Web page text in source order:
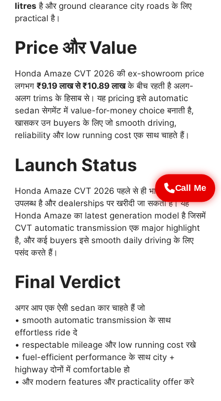
Call Me
litres है और ground clearance city roads के लिए
practical है।
Price और Value
Honda Amaze CVT 2026 की ex-showroom price
लगभग ₹9.19 लाख से ₹10.89 लाखके बीच रहती है अलग-
अलग trims के हिसाब से। यह pricing इसे automatic
sedan सेगमेंट में value-for-money choice बनाती है,
खासकर उन buyers के लिए जो smooth driving,
reliability और low running cost एक साथ चाहते हैं।
Launch Status
Honda Amaze CVT 2026 पहले से ही भारतीय बाजार में
उपलब्ध है और dealerships पर खरीदी जा सकती है। यह
Honda Amaze का latest generation model है जिसमें
CVT automatic transmission एक major highlight
है, और कई buyers इसे smooth daily driving के लिए
पसंद करते हैं।
Final Verdict
अगर आप एक ऐसी sedan कार चाहते हैं जो
• smooth automatic transmission के साथ
effortless ride दे
• respectable mileage और low running cost रखे
• fuel-efficient performance के साथ city +
highway दोनों में comfortable हो
• और modern features और practicality offer करे